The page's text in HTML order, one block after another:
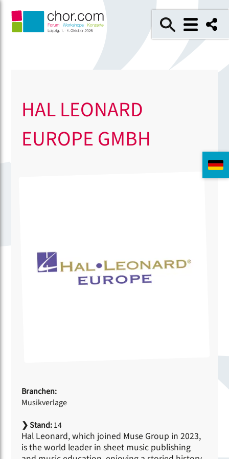
HAL LEONARD
EUROPE GMBH
Branchen:
Musikverlage
❯Stand:14
Hal Leonard, which joined Muse Group in 2023,
is the world leader in sheet music publishing